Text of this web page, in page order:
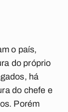
o país,
do próprio
há
do chefe e
Porém